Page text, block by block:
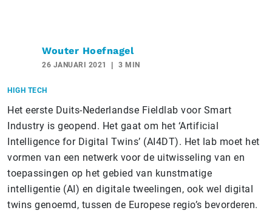
Wouter Hoefnagel
26 JANUARI 2021 3 MIN
HIGH TECH
Het eerste Duits-Nederlandse Fieldlab voor Smart
Industry is geopend. Het gaat om het ‘Artificial
Intelligence for Digital Twins’ (AI4DT). Het lab moet het
vormen van een netwerk voor de uitwisseling van en
toepassingen op het gebied van kunstmatige
intelligentie (AI) en digitale tweelingen, ook wel digital
twins genoemd, tussen de Europese regio’s bevorderen.